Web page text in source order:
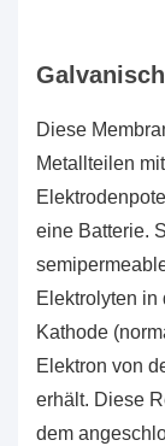
Diese
Metallteilen
eine Batterie.
Elektrolyten in
Kathode
Elektron von
erhält. Diese
dem